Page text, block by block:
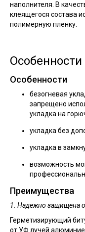
наполнителя. В
клеящегося состава
полимерную пленку.
Особенности
безогневая
запрещено
укладка на
укладка без
укладка в
возможность
Преимущества
1. Надежно защищена
Герметизирующий
от УФ лучей